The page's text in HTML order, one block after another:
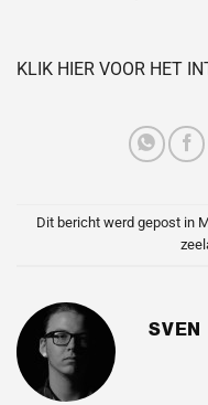
KLIK HIER VOOR HET
Dit bericht werd gepost in
SVEN